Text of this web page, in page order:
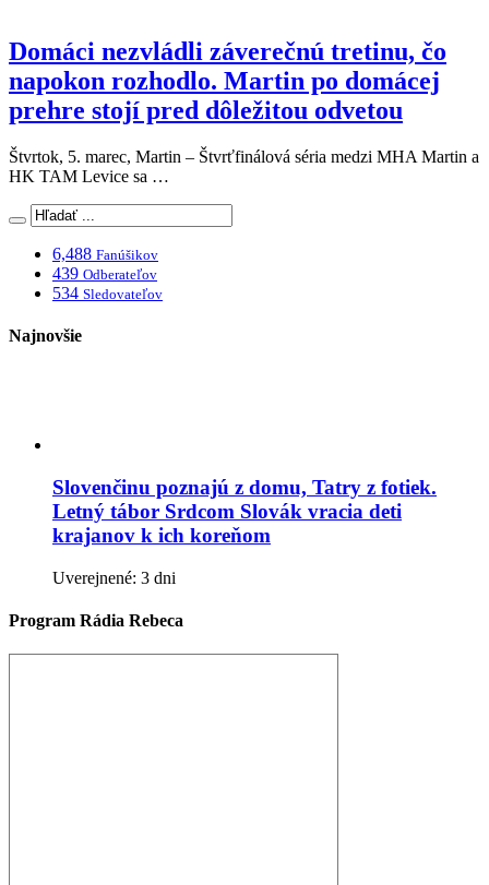
Domáci nezvládli záverečnú tretinu, čo
napokon rozhodlo. Martin po domácej
prehre stojí pred dôležitou odvetou
Štvrtok, 5. marec, Martin – Štvrťfinálová séria medzi MHA Martin a
HK TAM Levice sa …
6,488 Fanúšikov
439 Odberateľov
534 Sledovateľov
Najnovšie
Slovenčinu poznajú z domu, Tatry z fotiek.
Letný tábor Srdcom Slovák vracia deti
krajanov k ich koreňom
Uverejnené: 3 dni
Program Rádia Rebeca